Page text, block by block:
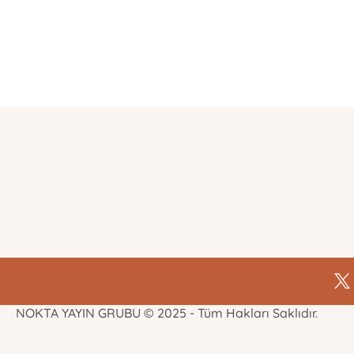
NOKTA YAYIN GRUBU © 2025 - Tüm Hakları Saklıdır.